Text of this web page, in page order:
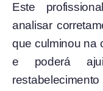
Este
analisar
que culminou na
e poderá